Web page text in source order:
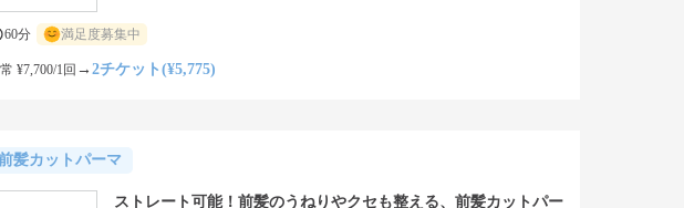
60分 満足度募集中
¥7,700/1回 → 2チケット(¥5,775)
髪カットパーマ
ストレート可能！前髪のうねりやクセも整える、前髪カットパー